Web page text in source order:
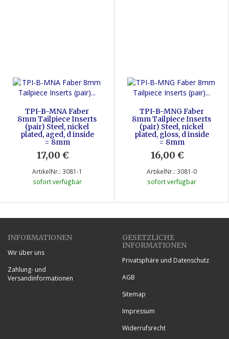
TPI-B-MNA Faber
8mm Tailpiece Inserts
(pair) Steel, nickel
plated, aged, d inside
= 8mm
17,00 €
ArtikelNr.: 3081-1
sofort verfügbar
TPI-B-MNG Faber
8mm Tailpiece Inserts
(pair) Steel, nickel
plated, gloss, d inside
= 8mm
16,00 €
ArtikelNr.: 3081-0
sofort verfügbar
INFORMATIONEN
Wir über uns
Zahlung- und
Versandinformationen
GESETZLICHE
INFORMATIONEN
Privatsphäre und Datenschutz
AGB
Sitemap
Impressum
Widerrufsrecht